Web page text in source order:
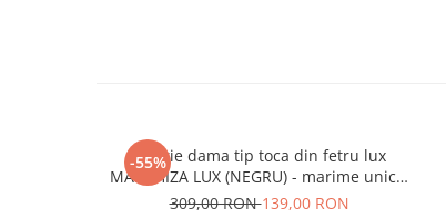
-55%
Palarie dama tip toca din fetru lux
MARCHIZA LUX (NEGRU) - marime unica,
reglabila
309,00 RON139,00 RON